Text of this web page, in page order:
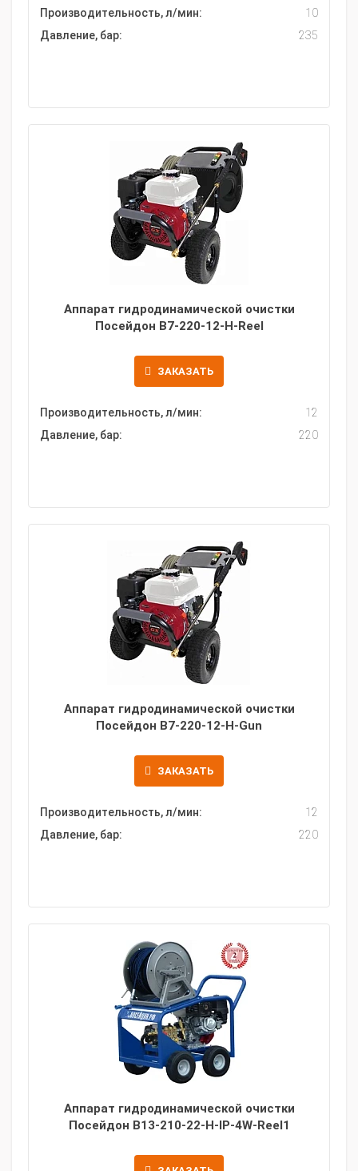
Производительность, л/мин:
10
Давление, бар:
235
Аппарат гидродинамической очистки
Посейдон B7-220-12-H-Reel
ЗАКАЗАТЬ
Производительность, л/мин:
12
Давление, бар:
220
Аппарат гидродинамической очистки
Посейдон B7-220-12-H-Gun
ЗАКАЗАТЬ
Производительность, л/мин:
12
Давление, бар:
220
Аппарат гидродинамической очистки
Посейдон B13-210-22-H-IP-4W-Reel1